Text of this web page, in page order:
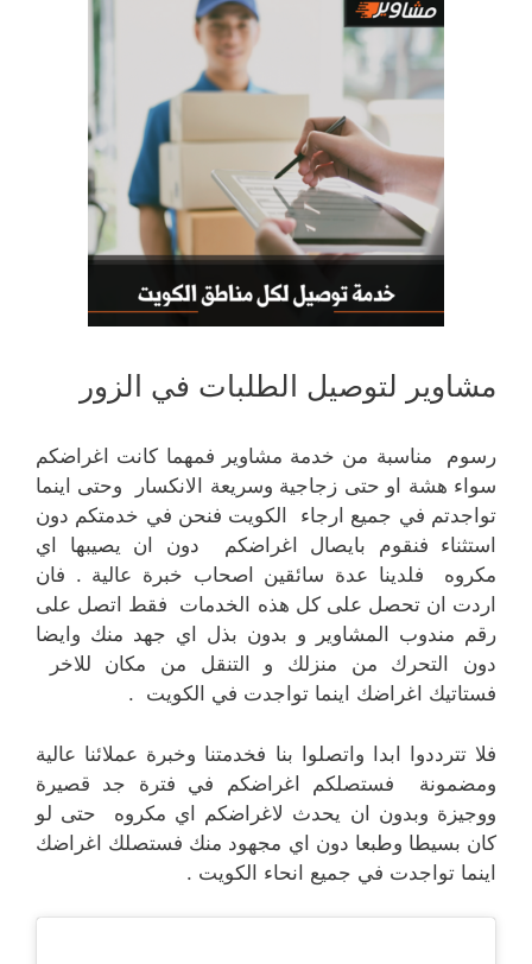
مشاوير لتوصيل الطلبات في الزور
رسوم مناسبة من خدمة مشاوير فمهما كانت اغراضكم
سواء هشة او حتى زجاجية وسريعة الانكسار وحتى اينما
تواجدتم في جميع ارجاء الكويت فنحن في خدمتكم دون
استثناء فنقوم بايصال اغراضكم دون ان يصيبها اي
مكروه فلدينا عدة سائقين اصحاب خبرة عالية . فان
اردت ان تحصل على كل هذه الخدمات فقط اتصل على
رقم مندوب المشاوير و بدون بذل اي جهد منك وايضا
دون التحرك من منزلك و التنقل من مكان للاخر
فستاتيك اغراضك اينما تواجدت في الكويت .
فلا تترددوا ابدا واتصلوا بنا فخدمتنا وخبرة عملائنا عالية
ومضمونة فستصلكم اغراضكم في فترة جد قصيرة
ووجيزة وبدون ان يحدث لاغراضكم اي مكروه حتى لو
كان بسيطا وطبعا دون اي مجهود منك فستصلك اغراضك
اينما تواجدت في جميع انحاء الكويت .